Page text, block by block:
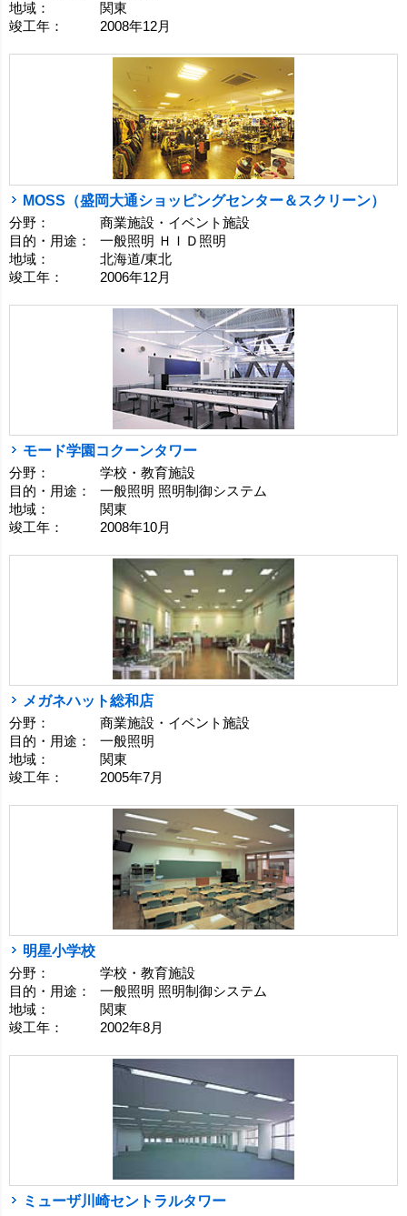
地域：
関東
竣工年：
2008年12月
MOSS（盛岡大通ショッピングセンター＆スクリーン）
分野：
商業施設・イベント施設
目的・用途：
一般照明 ＨＩＤ照明
地域：
北海道/東北
竣工年：
2006年12月
モード学園コクーンタワー
分野：
学校・教育施設
目的・用途：
一般照明 照明制御システム
地域：
関東
竣工年：
2008年10月
メガネハット総和店
分野：
商業施設・イベント施設
目的・用途：
一般照明
地域：
関東
竣工年：
2005年7月
明星小学校
分野：
学校・教育施設
目的・用途：
一般照明 照明制御システム
地域：
関東
竣工年：
2002年8月
ミューザ川崎セントラルタワー